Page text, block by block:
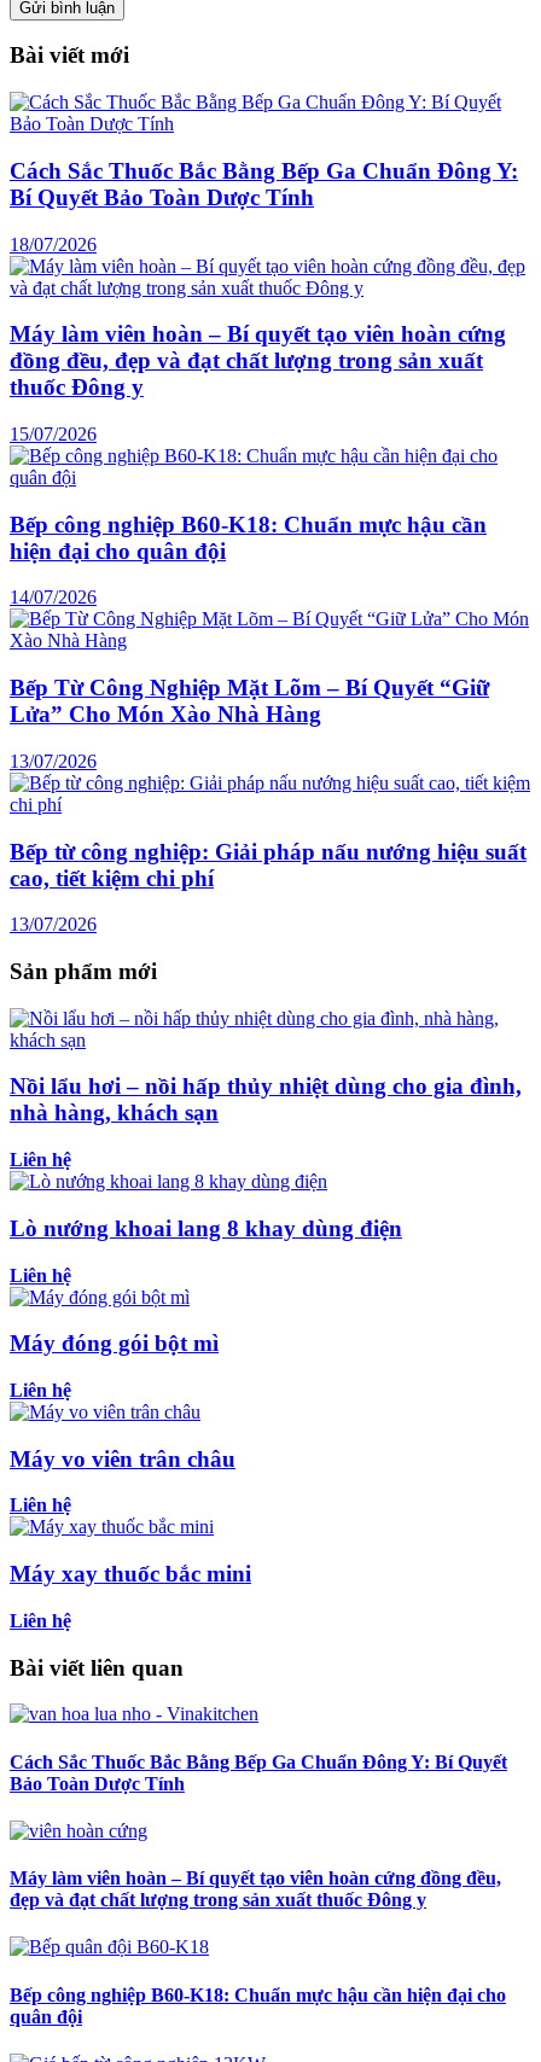
Bài viết mới
Cách Sắc Thuốc Bắc Bằng Bếp Ga Chuẩn Đông Y:
Bí Quyết Bảo Toàn Dược Tính
18/07/2026
Máy làm viên hoàn – Bí quyết tạo viên hoàn cứng
đồng đều, đẹp và đạt chất lượng trong sản xuất
thuốc Đông y
15/07/2026
Bếp công nghiệp B60-K18: Chuẩn mực hậu cần
hiện đại cho quân đội
14/07/2026
Bếp Từ Công Nghiệp Mặt Lõm – Bí Quyết “Giữ
Lửa” Cho Món Xào Nhà Hàng
13/07/2026
Bếp từ công nghiệp: Giải pháp nấu nướng hiệu suất
cao, tiết kiệm chi phí
13/07/2026
Sản phẩm mới
Nồi lẩu hơi – nồi hấp thủy nhiệt dùng cho gia đình,
nhà hàng, khách sạn
Liên hệ
Lò nướng khoai lang 8 khay dùng điện
Liên hệ
Máy đóng gói bột mì
Liên hệ
Máy vo viên trân châu
Liên hệ
Máy xay thuốc bắc mini
Liên hệ
Bài viết liên quan
Cách Sắc Thuốc Bắc Bằng Bếp Ga Chuẩn Đông Y: Bí Quyết
Bảo Toàn Dược Tính
Máy làm viên hoàn – Bí quyết tạo viên hoàn cứng đồng đều,
đẹp và đạt chất lượng trong sản xuất thuốc Đông y
Bếp công nghiệp B60-K18: Chuẩn mực hậu cần hiện đại cho
quân đội